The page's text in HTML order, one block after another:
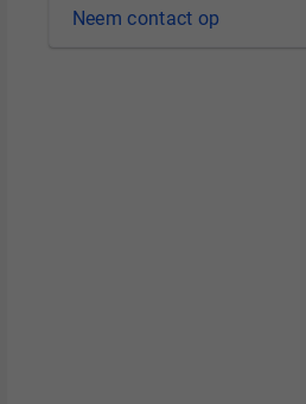
Neem contact op